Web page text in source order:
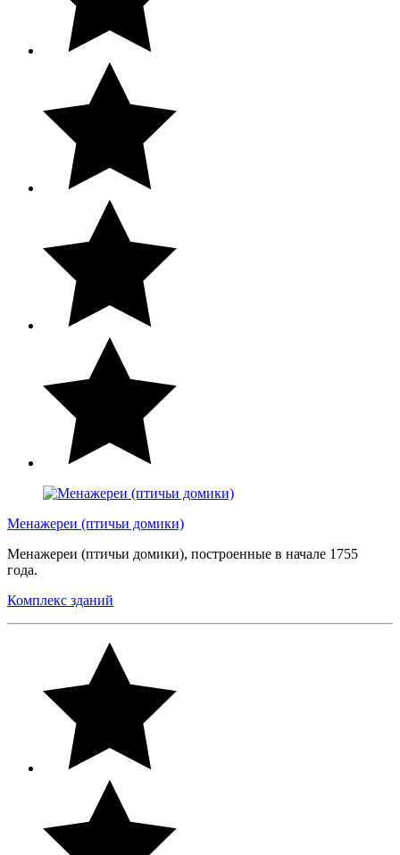
Менажереи (птичьи домики)
Менажереи (птичьи домики), построенные в начале 1755
года.
Комплекс зданий